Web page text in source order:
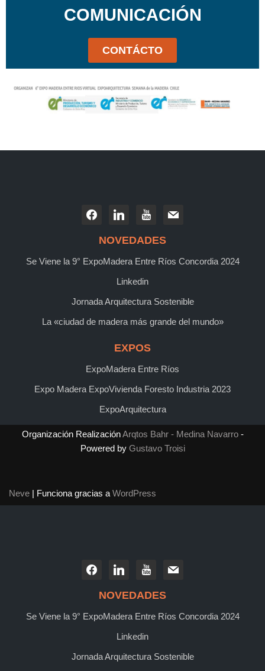
COMUNICACIÓN
CONTÁCTO
NOVEDADES
Se Viene la 9° ExpoMadera Entre Ríos Concordia 2024
Linkedin
Jornada Arquitectura Sostenible
La «ciudad de madera más grande del mundo»
EXPOS
ExpoMadera Entre Ríos
Expo Madera ExpoVivienda Foresto Industria 2023
ExpoArquitectura
Organización RealizaciónArqtos Bahr - Medina Navarro-
Powered by Gustavo Troisi
Neve | Funciona gracias a WordPress
NOVEDADES
Se Viene la 9° ExpoMadera Entre Ríos Concordia 2024
Linkedin
Jornada Arquitectura Sostenible